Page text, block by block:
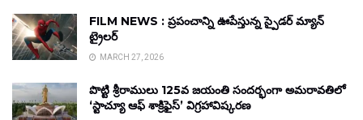
FILM NEWS : ప్రపంచాన్ని ఊపేస్తున్న స్పైడర్ మ్యాన్
ట్రైలర్
MARCH 27, 2026
పొట్టి శ్రీరాములు 125వ జయంతి సందర్భంగా అమరావతిలో
‘స్టాచ్యూ ఆఫ్ శాక్రిఫైస్’ విగ్రహావిష్కరణ